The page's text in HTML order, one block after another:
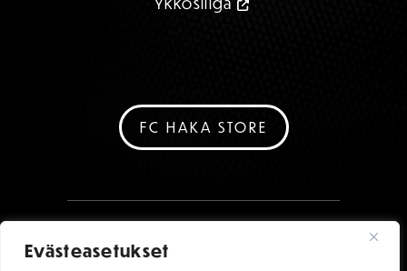
Evästeasetukset
FC HAKA STORE